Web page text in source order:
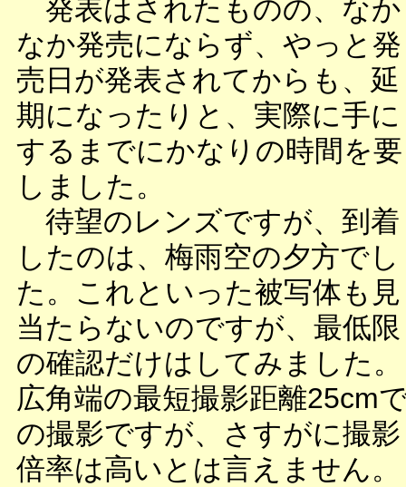
発表はされたものの、なか
なか発売にならず、やっと発
売日が発表されてからも、延
期になったりと、実際に手に
するまでにかなりの時間を要
しました。
待望のレンズですが、到着
したのは、梅雨空の夕方でし
た。これといった被写体も見
当たらないのですが、最低限
の確認だけはしてみました。
広角端の最短撮影距離25cm
の撮影ですが、さすがに撮影
倍率は高いとは言えません。